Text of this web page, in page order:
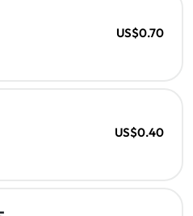
US$0.70
US$0.40